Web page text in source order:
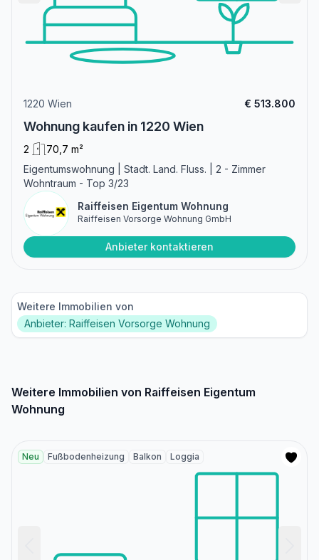
1220 Wien € 513.800
Wohnung kaufen in 1220 Wien
2
70,7 m²
Eigentumswohnung | Stadt. Land. Fluss. | 2 - Zimmer
Wohntraum - Top 3/23
Raiffeisen Eigentum Wohnung
Raiffeisen Vorsorge Wohnung GmbH
Anbieter kontaktieren
Weitere Immobilien von
Anbieter: Raiffeisen Vorsorge Wohnung
Weitere Immobilien von Raiffeisen Eigentum
Wohnung
Neu Fußbodenheizung Balkon Loggia